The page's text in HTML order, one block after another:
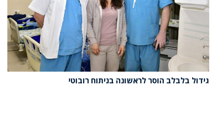
גידול בלבלב הוסר לראשונה בניתוח רובוטי